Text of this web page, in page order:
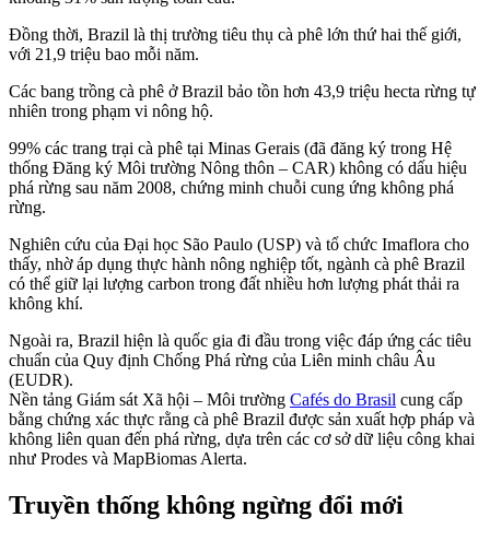
Đồng thời, Brazil là thị trường tiêu thụ cà phê lớn thứ hai thế giới,
với 21,9 triệu bao mỗi năm.
Các bang trồng cà phê ở Brazil bảo tồn hơn 43,9 triệu hecta rừng tự
nhiên trong phạm vi nông hộ.
99% các trang trại cà phê tại Minas Gerais (đã đăng ký trong Hệ
thống Đăng ký Môi trường Nông thôn – CAR) không có dấu hiệu
phá rừng sau năm 2008, chứng minh chuỗi cung ứng không phá
rừng.
Nghiên cứu của Đại học São Paulo (USP) và tổ chức Imaflora cho
thấy, nhờ áp dụng thực hành nông nghiệp tốt, ngành cà phê Brazil
có thể giữ lại lượng carbon trong đất nhiều hơn lượng phát thải ra
không khí.
Ngoài ra, Brazil hiện là quốc gia đi đầu trong việc đáp ứng các tiêu
chuẩn của Quy định Chống Phá rừng của Liên minh châu Âu
(EUDR).
Nền tảng Giám sát Xã hội – Môi trường Cafés do Brasil cung cấp
bằng chứng xác thực rằng cà phê Brazil được sản xuất hợp pháp và
không liên quan đến phá rừng, dựa trên các cơ sở dữ liệu công khai
như Prodes và MapBiomas Alerta.
Truyền thống không ngừng đổi mới